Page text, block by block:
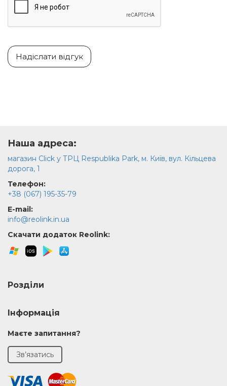
Надіслати відгук
Наша адреса:
магазин Click у ТРЦ Respublika Park, м. Київ, вул. Кільцева
дорога, 1
Телефон:
+38 (067) 195-35-79
E-mail:
info@reolink.in.ua
Скачати додаток Reolink:
Розділи
Інформація
Маєте запитання?
Зв’язатись